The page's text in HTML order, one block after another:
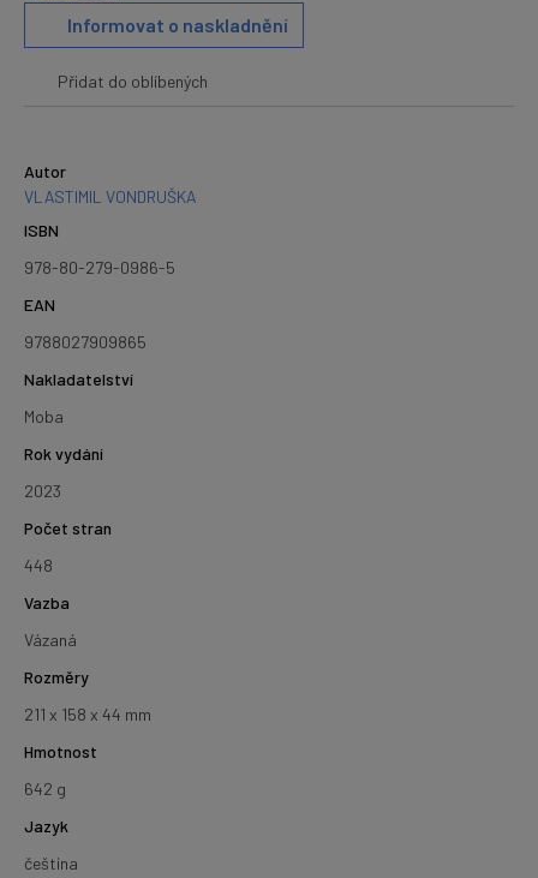
Informovat o naskladnění
Přidat do oblíbených
Autor
VLASTIMIL VONDRUŠKA
ISBN
978-80-279-0986-5
EAN
9788027909865
Nakladatelství
Moba
Rok vydání
2023
Počet stran
448
Vazba
Vázaná
Rozměry
211 x 158 x 44 mm
Hmotnost
642 g
Jazyk
čeština